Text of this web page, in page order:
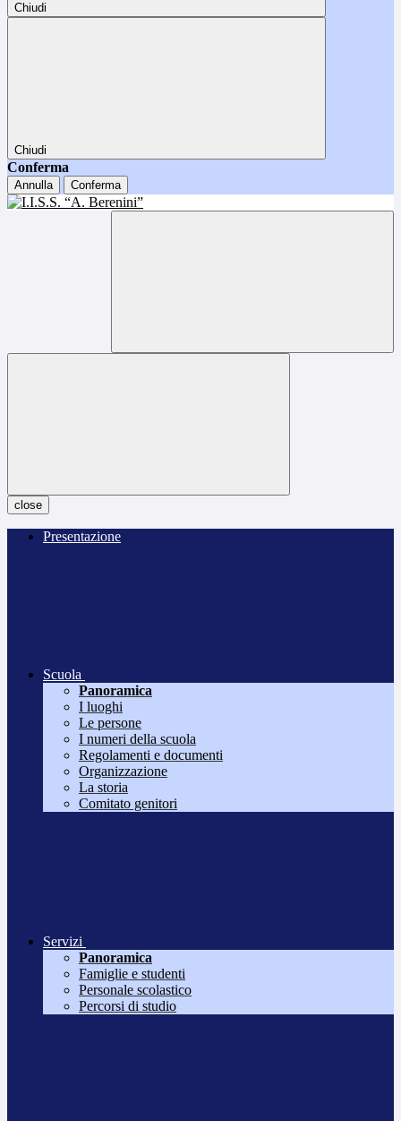
Chiudi
Chiudi
Conferma
Annulla Conferma
close
Presentazione
Scuola
Panoramica
I luoghi
Le persone
I numeri della scuola
Regolamenti e documenti
Organizzazione
La storia
Comitato genitori
Servizi
Panoramica
Famiglie e studenti
Personale scolastico
Percorsi di studio